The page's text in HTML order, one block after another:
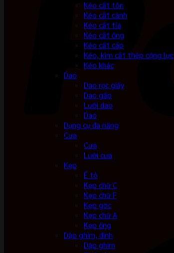
Kéo cắt tôn
Kéo cắt cành
Kéo cắt tỉa
Kéo cắt ống
Kéo cắt cáp
Kéo, kìm cắt thép cộng lực
Kéo khác
Dao
Dao rọc giấy
Dao gấp
Lưỡi dao
Dao
Dụng cụ đa năng
Cưa
Cưa
Lưỡi cưa
Kẹp
Ê tô
Kẹp chữ C
Kẹp chữ F
Kẹp góc
Kẹp chữ A
Kẹp ống
Dập ghim, đinh
Dập ghim